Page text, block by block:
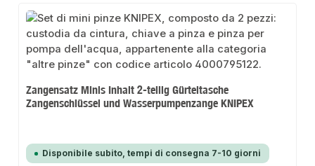
Zangensatz Minis Inhalt 2-teilig Gürteltasche
Zangenschlüssel und Wasserpumpenzange KNIPEX
Disponibile subito, tempi di consegna 7-10 giorni